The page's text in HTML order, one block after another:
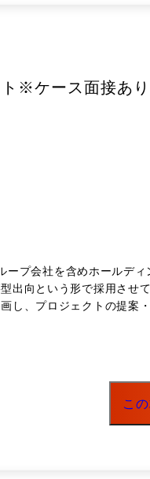
※ケース面接あり
プ会社を含めホールデ
大手クライアントのAI取組み戦略の策定か
担って頂きます。 【具体的なAIコンサ
チームリーダーを担っこ